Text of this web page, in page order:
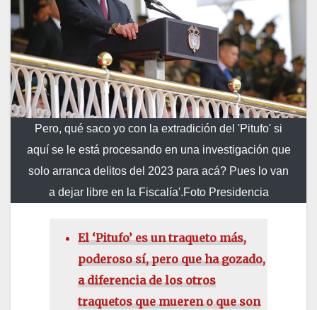
Pero, qué saco yo con la extradición del 'Pitufo' si
aquí se le está procesando en una investigación que
solo arranca delitos del 2023 para acá? Pues lo van
a dejar libre en la Fiscalía'.Foto Presidencia
El ‘Pitufo’ es un traqueto más,
poderoso sí, pero que ha gozado,
a diferencia de los otros
traquetos que mueren o que son